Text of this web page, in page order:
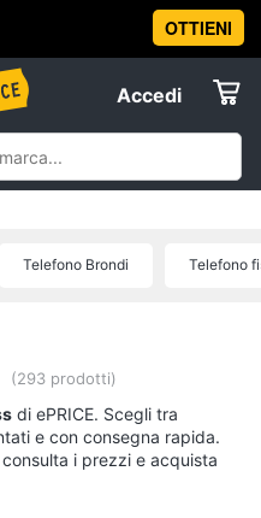
OTTIENI
Accedi
Telefono Brondi Telefono
(293 prodotti)
di ePRICE. Scegli tra
e con consegna rapida.
i prezzi e acquista